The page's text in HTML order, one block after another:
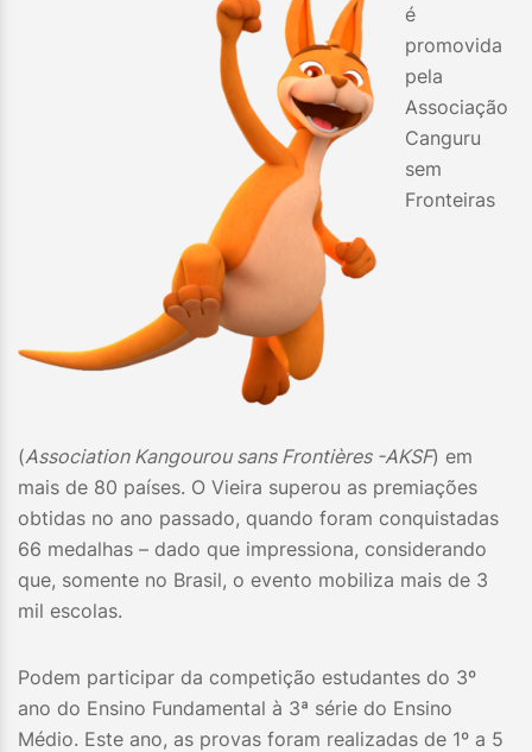
é
promovida
pela
Associação
Canguru
sem
Fronteiras
(Association Kangourou sans Frontières -AKSF) em
mais de 80 países. O Vieira superou as premiações
obtidas no ano passado, quando foram conquistadas
66 medalhas – dado que impressiona, considerando
que, somente no Brasil, o evento mobiliza mais de 3
mil escolas.
Podem participar da competição estudantes do 3º
ano do Ensino Fundamental à 3ª série do Ensino
Médio. Este ano, as provas foram realizadas de 1º a 5